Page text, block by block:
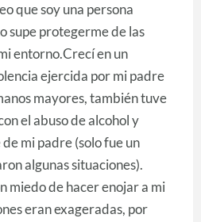
que soy una persona
supe protegerme de las
entorno.Crecí en un
ejercida por mi padre
mayores, también tuve
el abuso de alcohol y
mi padre (solo fue un
algunas situaciones).
miedo de hacer enojar a mi
eran exageradas, por